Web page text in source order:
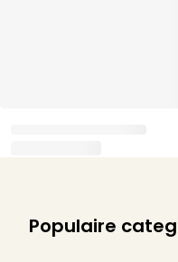
Populaire